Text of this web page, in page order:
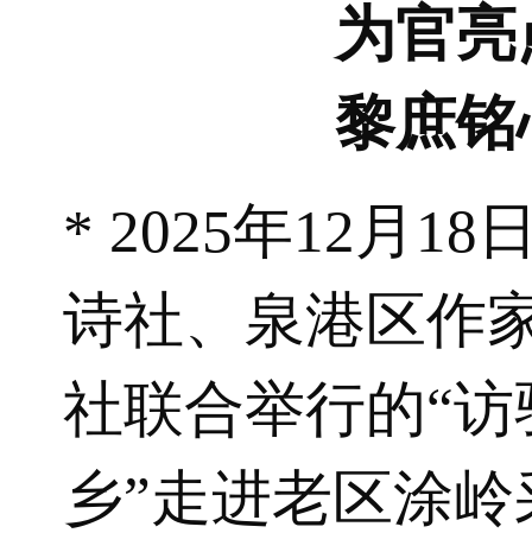
为官
黎庶
* 2025年12月18
诗社、泉港区作
社联合举行的“
乡”走进老区涂